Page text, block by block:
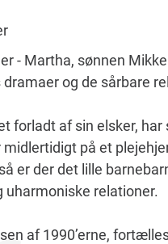
- Martha, sønnen
og de sårbare
forladt af sin elsker, har
på et
er der det lille
relationer.
af 1990’erne,